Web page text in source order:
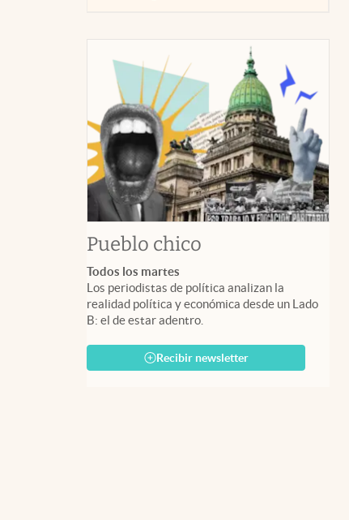
Pueblo chico
Todos los martes
Los periodistas de política analizan la
realidad política y económica desde un Lado
B: el de estar adentro.
Recibir newsletter